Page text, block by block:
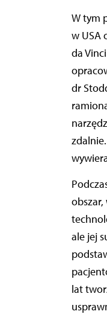
W tym
w USA
da
dr
ale jej
lat